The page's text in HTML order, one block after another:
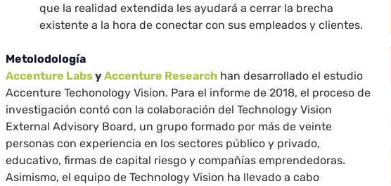
que la realidad extendida les ayudará a cerrar la brecha
existente a la hora de conectar con sus empleados y clientes.
Metolodología
Accenture LabsyAccenture Research han desarrollado el estudio
Accenture Techonology Vision. Para el informe de 2018, el proceso de
investigación contó con la colaboración del Technology Vision
External Advisory Board, un grupo formado por más de veinte
personas con experiencia en los sectores público y privado,
educativo, firmas de capital riesgo y compañías emprendedoras.
Asimismo, el equipo de Technology Vision ha llevado a cabo